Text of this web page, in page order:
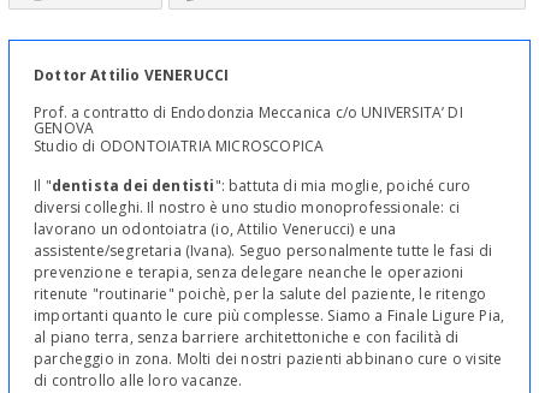
Dottor Attilio VENERUCCI
Prof. a contratto di Endodonzia Meccanica c/o UNIVERSITA’ DI
GENOVA
Studio di ODONTOIATRIA MICROSCOPICA
Il "dentista dei dentisti": battuta di mia moglie, poiché curo
diversi colleghi. Il nostro è uno studio monoprofessionale: ci
lavorano un odontoiatra (io, Attilio Venerucci) e una
assistente/segretaria (Ivana). Seguo personalmente tutte le fasi di
prevenzione e terapia, senza delegare neanche le operazioni
ritenute "routinarie" poichè, per la salute del paziente, le ritengo
importanti quanto le cure più complesse. Siamo a Finale Ligure Pia,
al piano terra, senza barriere architettoniche e con facilità di
parcheggio in zona. Molti dei nostri pazienti abbinano cure o visite
di controllo alle loro vacanze.